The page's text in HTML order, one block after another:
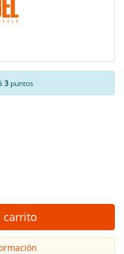
3 puntos
carrito